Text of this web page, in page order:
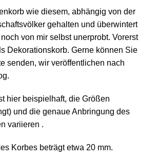
wie diesem, abhängig von der
gehalten und überwintert
von mir selbst unerprobt. Vorerst
Dekorationskorb. Gerne können Sie
senden, wir veröffentlichen nach
hier beispielhaft, die Größen
und die genaue Anbringung des
variieren .
Korbes beträgt etwa 20 mm.